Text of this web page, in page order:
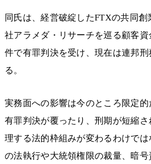
同氏は、経営破綻したFTXの共同
社アラメダ・リサーチを巡る顧客
件で有罪判決を受け、現在は連邦
る。
実務面への影響は今のところ限定
有罪判決が覆ったり、刑期が短縮
理する法的枠組みが変わるわけで
の法執行や大統領権限の裁量、暗